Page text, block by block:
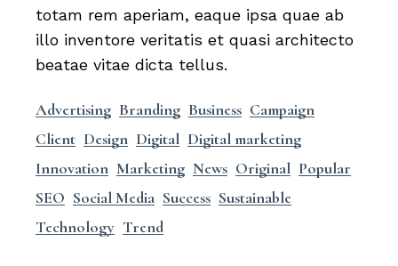
totam rem aperiam, eaque ipsa quae ab
illo inventore veritatis et quasi architecto
beatae vitae dicta tellus.
Advertising Branding Business Campaign
Client Design Digital Digital marketing
Innovation Marketing News Original Popular
SEO Social Media Success Sustainable
Technology Trend